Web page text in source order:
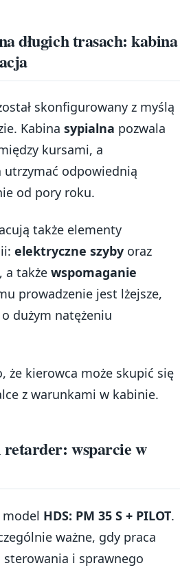
długich trasach: kabina
skonfigurowany z myślą
Kabina sypialna pozwala
kursami, a
utrzymać odpowiednią
od pory roku.
także elementy
elektryczne szyby oraz
, a także wspomaganie
prowadzenie jest lżejsze,
dużym natężeniu
że kierowca może skupić się
z warunkami w kabinie.
wsparcie w
model HDS: PM 35 S + PILOT.
ważne, gdy praca
i sprawnego